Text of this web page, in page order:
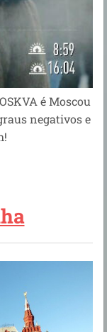
é Moscou
negativos e